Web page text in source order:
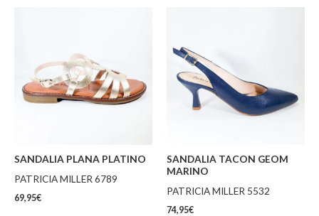
SANDALIA PLANA PLATINO
PATRICIA MILLER 6789
69,95€
SANDALIA TACON GEOM
MARINO
PATRICIA MILLER 5532
74,95€